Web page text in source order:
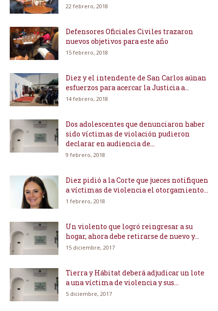
22 febrero, 2018
Defensores Oficiales Civiles trazaron
nuevos objetivos para este año
15 febrero, 2018
Diez y el intendente de San Carlos aúnan
esfuerzos para acercar la Justicia a...
14 febrero, 2018
Dos adolescentes que denunciaron haber
sido víctimas de violación pudieron
declarar en audiencia de...
9 febrero, 2018
Diez pidió a la Corte que jueces notifiquen
a víctimas de violencia el otorgamiento...
1 febrero, 2018
Un violento que logró reingresar a su
hogar, ahora debe retirarse de nuevo y...
15 diciembre, 2017
Tierra y Hábitat deberá adjudicar un lote
a una víctima de violencia y sus...
5 diciembre, 2017